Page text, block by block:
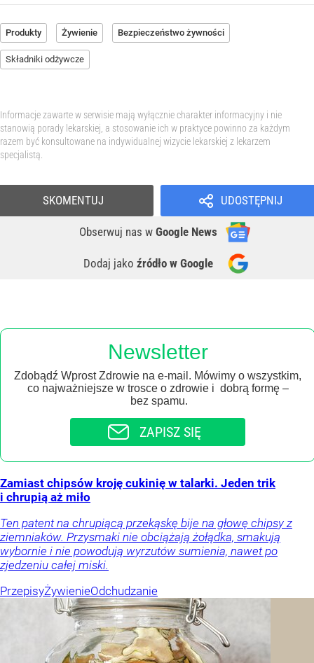
Produkty Żywienie Bezpieczeństwo żywności
Składniki odżywcze
Informacje zawarte w serwisie mają wyłącznie charakter informacyjny i nie
stanowią porady lekarskiej, a stosowanie ich w praktyce powinno za każdym
razem być konsultowane na indywidualnej wizycie lekarskiej z lekarzem
specjalistą.
UDOSTĘPNIJ
Obserwuj nas w Google News
Dodaj jako źródło w Google
SKOMENTUJ
Newsletter
Zdobądź Wprost Zdrowie na e-mail. Mówimy o wszystkim,
co najważniejsze w trosce o zdrowie i dobrą formę –
bez spamu.
ZAPISZ SIĘ
Zamiast chipsów kroję cukinię w talarki. Jeden trik
i chrupią aż miło
Ten patent na chrupiącą przekąskę bije na głowę chipsy z
ziemniaków. Przysmaki nie obciążają żołądka, smakują
wybornie i nie powodują wyrzutów sumienia, nawet po
zjedzeniu całej miski.
PrzepisyŻywienieOdchudzanie